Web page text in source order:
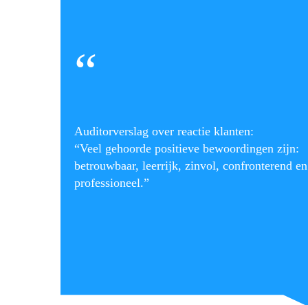
“
Auditorverslag over reactie klanten:
“Veel gehoorde positieve bewoordingen zijn:
betrouwbaar, leerrijk, zinvol, confronterend en
professioneel.”